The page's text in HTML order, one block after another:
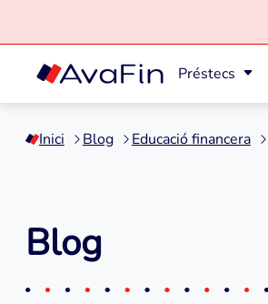
Saltar
contingut
Préstecs
Inici Blog Educació financera
Blog